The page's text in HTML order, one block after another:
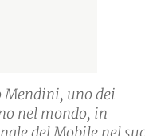
Mendini, uno dei
nel mondo, in